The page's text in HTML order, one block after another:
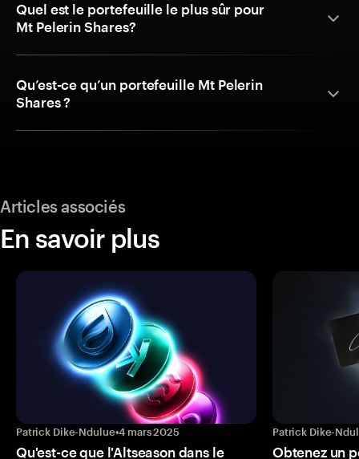
Quel est le portefeuille le plus sûr pour
Mt Pelerin Shares?
Qu’est-ce qu’un portefeuille Mt Pelerin
Shares ?
Articles associés
En savoir plus
Patrick Dike-Ndulue•4 mars 2025
Qu'est-ce que l'Altseason dans le
Patrick Dike-
Obtenez un